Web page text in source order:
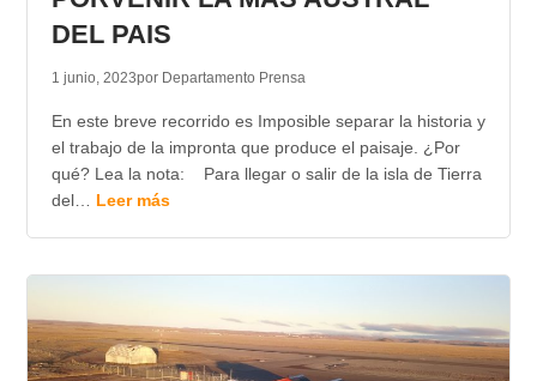
DEL PAIS
1 junio, 2023por Departamento Prensa
En este breve recorrido es Imposible separar la historia y
el trabajo de la impronta que produce el paisaje. ¿Por
qué? Lea la nota: Para llegar o salir de la isla de Tierra
del… Leer más